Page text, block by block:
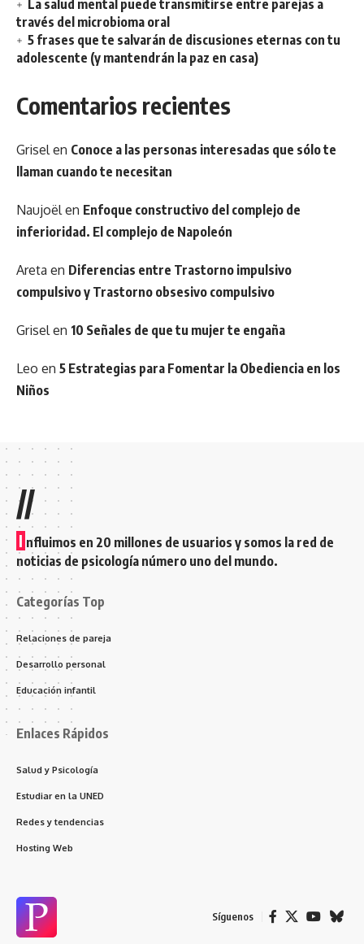
La salud mental puede transmitirse entre parejas a
través del microbioma oral
5 frases que te salvarán de discusiones eternas con tu
adolescente (y mantendrán la paz en casa)
Comentarios recientes
Grisel en Conoce a las personas interesadas que sólo te
llaman cuando te necesitan
Naujoël en Enfoque constructivo del complejo de
inferioridad. El complejo de Napoleón
Areta en Diferencias entre Trastorno impulsivo
compulsivo y Trastorno obsesivo compulsivo
Grisel en 10 Señales de que tu mujer te engaña
Leo en 5 Estrategias para Fomentar la Obediencia en los
Niños
//
I nfluimos en 20 millones de usuarios y somos la red de
noticias de psicología número uno del mundo.
Categorías Top
Relaciones de pareja
Desarrollo personal
Educación infantil
Enlaces Rápidos
Salud y Psicología
Estudiar en la UNED
Redes y tendencias
Hosting Web
Síguenos